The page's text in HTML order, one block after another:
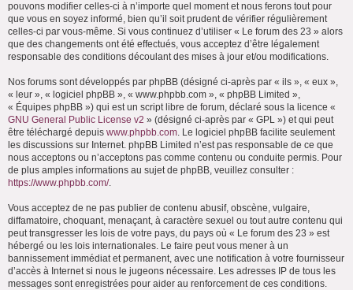
pouvons modifier celles-ci à n’importe quel moment et nous ferons tout pour
que vous en soyez informé, bien qu’il soit prudent de vérifier régulièrement
celles-ci par vous-même. Si vous continuez d’utiliser « Le forum des 23 » alors
que des changements ont été effectués, vous acceptez d’être légalement
responsable des conditions découlant des mises à jour et/ou modifications.
Nos forums sont développés par phpBB (désigné ci-après par « ils », « eux »,
« leur », « logiciel phpBB », « www.phpbb.com », « phpBB Limited »,
« Équipes phpBB ») qui est un script libre de forum, déclaré sous la licence «
GNU General Public License v2 » (désigné ci-après par « GPL ») et qui peut
être téléchargé depuis www.phpbb.com. Le logiciel phpBB facilite seulement
les discussions sur Internet. phpBB Limited n’est pas responsable de ce que
nous acceptons ou n’acceptons pas comme contenu ou conduite permis. Pour
de plus amples informations au sujet de phpBB, veuillez consulter :
https://www.phpbb.com/.
Vous acceptez de ne pas publier de contenu abusif, obscène, vulgaire,
diffamatoire, choquant, menaçant, à caractère sexuel ou tout autre contenu qui
peut transgresser les lois de votre pays, du pays où « Le forum des 23 » est
hébergé ou les lois internationales. Le faire peut vous mener à un
bannissement immédiat et permanent, avec une notification à votre fournisseur
d’accès à Internet si nous le jugeons nécessaire. Les adresses IP de tous les
messages sont enregistrées pour aider au renforcement de ces conditions.